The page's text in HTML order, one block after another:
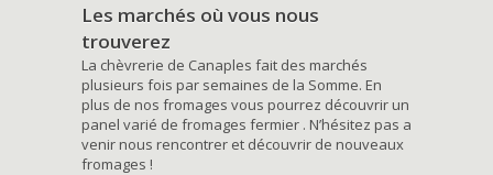
Les marchés où vous nous
trouverez
La chèvrerie de Canaples fait des marchés
plusieurs fois par semaines de la Somme. En
plus de nos fromages vous pourrez découvrir un
panel varié de fromages fermier . N’hésitez pas a
venir nous rencontrer et découvrir de nouveaux
fromages !